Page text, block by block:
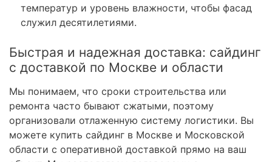
температур и уровень влажности, чтобы фасад
служил десятилетиями.
Быстрая и надежная доставка: сайдинг
с доставкой по Москве и области
Мы понимаем, что сроки строительства или
ремонта часто бывают сжатыми, поэтому
организовали отлаженную систему логистики. Вы
можете купить сайдинг в Москве и Московской
области с оперативной доставкой прямо на ваш